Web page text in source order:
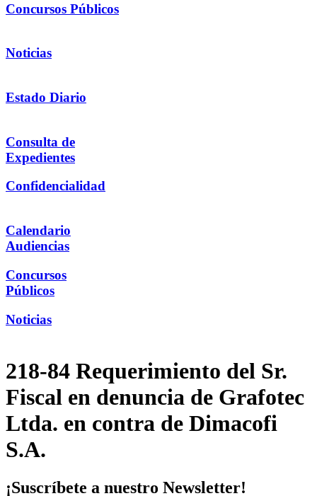
Concursos Públicos
Noticias
Estado Diario
Consulta de
Expedientes
Confidencialidad
Calendario
Audiencias
Concursos
Públicos
Noticias
218-84 Requerimiento del Sr.
Fiscal en denuncia de Grafotec
Ltda. en contra de Dimacofi
S.A.
¡Suscríbete a nuestro Newsletter!